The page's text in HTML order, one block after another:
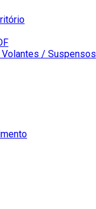
/ Suspensos